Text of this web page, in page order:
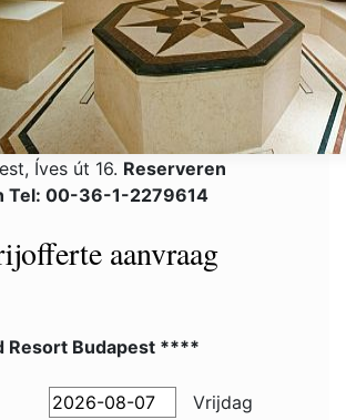
Íves út 16. Reserveren
Tel: 00-36-1-2279614
aanvraag
Budapest ****
Vrijdag